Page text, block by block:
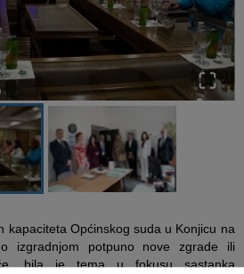
kapaciteta Općinskog suda u Konjicu na
izgradnjom potpuno nove zgrade ili
bila je tema u fokusu sastanka